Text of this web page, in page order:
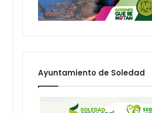
Ayuntamiento de Soledad